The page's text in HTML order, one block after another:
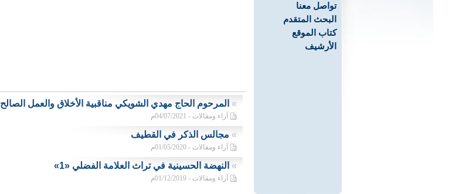
تواصل معنا
البحث المتقدم
كتاب الموقع
الأرشيف
» المرحوم الحاج مهدي الشويكي مناقبية الأخلاق والعمل الصالح
آراء ومقالات - 04/07/2021م
» مجالس الذكر في القطيف
آراء ومقالات - 01/05/2020م
» النهضة الحسينية في تراث العلامة الفضلي «1»
آراء ومقالات - 01/12/2019م